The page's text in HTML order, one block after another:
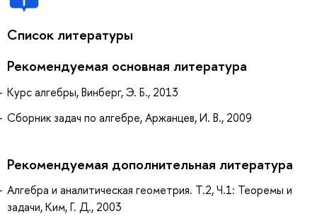
Список литературы
Рекомендуемая основная литература
Курс алгебры, Винберг, Э. Б., 2013
Сборник задач по алгебре, Аржанцев, И. В., 2009
Рекомендуемая дополнительная литература
Алгебра и аналитическая геометрия. Т.2, Ч.1: Теоремы и
задачи, Ким, Г. Д., 2003